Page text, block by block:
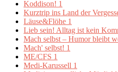
Koddison! 1
Kurztrip ins Land der
Läuse&Flöhe 1
Lieb sein! Alltag ist kein
Mach selbst – Humor bleibt
Mach' selbst! 1
ME/CFS 1
Medi-Karussell 1